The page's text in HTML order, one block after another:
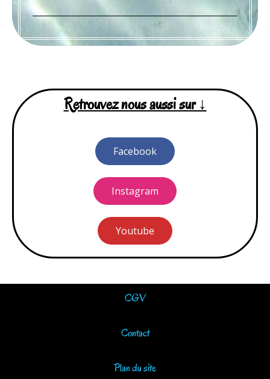
Retrouvez nous aussi sur ↓
Facebook
Instagram
Youtube
CGV
Contact
Plan du site